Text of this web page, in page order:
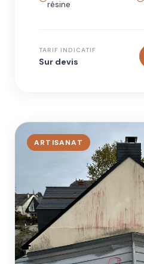
résine
TARIF INDICATIF
Sur devis
ARTISANAT